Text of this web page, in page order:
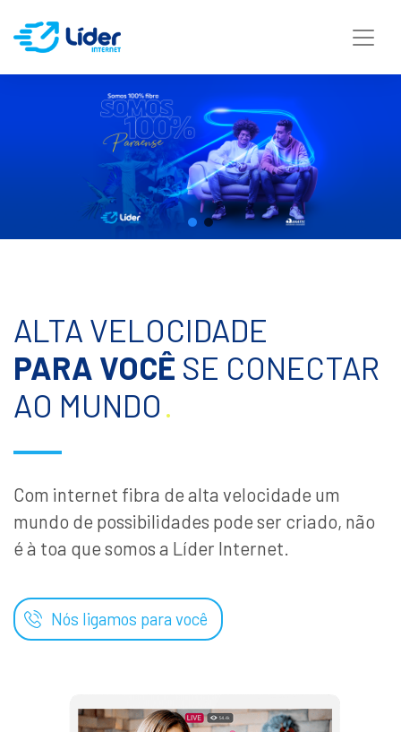
ALTA VELOCIDADE
PARA VOCÊ SE CONECTAR
AO MUNDO.
Com internet fibra de alta velocidade um
mundo de possibilidades pode ser criado, não
é à toa que somos a Líder Internet.
Nós ligamos para você